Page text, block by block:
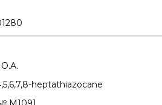
heptathiazocane